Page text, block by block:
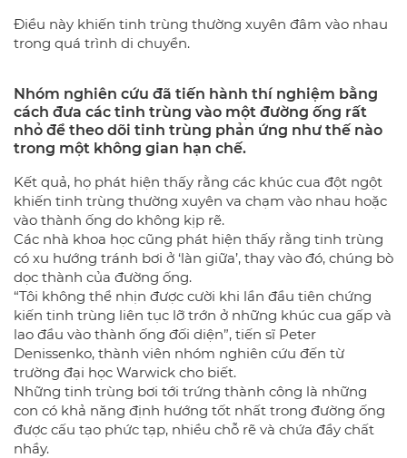
Điều này khiến tinh trùng thường xuyên đâm vào nhau
trong quá trình di chuyển.
Nhóm nghiên cứu đã tiến hành thí nghiệm bằng
cách đưa các tinh trùng vào một đường ống rất
nhỏ để theo dõi tinh trùng phản ứng như thế nào
trong một không gian hạn chế.
Kết quả, họ phát hiện thấy rằng các khúc cua đột ngột
khiến tinh trùng thường xuyên va chạm vào nhau hoặc
vào thành ống do không kịp rẽ.
Các nhà khoa học cũng phát hiện thấy rằng tinh trùng
có xu hướng tránh bơi ở ‘làn giữa’, thay vào đó, chúng bò
dọc thành của đường ống.
“Tôi không thể nhịn được cười khi lần đầu tiên chứng
kiến tinh trùng liên tục lỡ trớn ở những khúc cua gấp và
lao đầu vào thành ống đối diện”, tiến sĩ Peter
Denissenko, thành viên nhóm nghiên cứu đến từ
trường đại học Warwick cho biết.
Những tinh trùng bơi tới trứng thành công là những
con có khả năng định hướng tốt nhất trong đường ống
được cấu tạo phức tạp, nhiều chỗ rẽ và chứa đầy chất
nhầy.